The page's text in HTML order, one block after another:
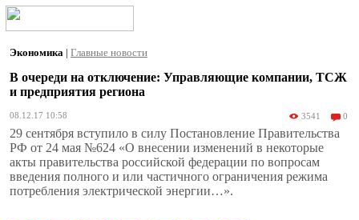
Экономика | Главные новости
В очереди на отключение: Управляющие компании, ТСЖ
и предприятия региона
08.12.17 10:58 3541 0
29 сентября вступило в силу Постановление Правительства
РФ от 24 мая №624 «О внесении изменений в некоторые
акты правительства российской федерации по вопросам
введения полного и или частичного ограничения режима
потребления электрической энергии…».